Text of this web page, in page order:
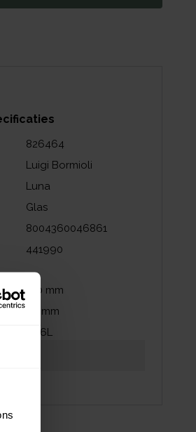
826464
Luigi Bormioli
Luna
Glas
8004360046861
441990
100 mm
mm
0,26L